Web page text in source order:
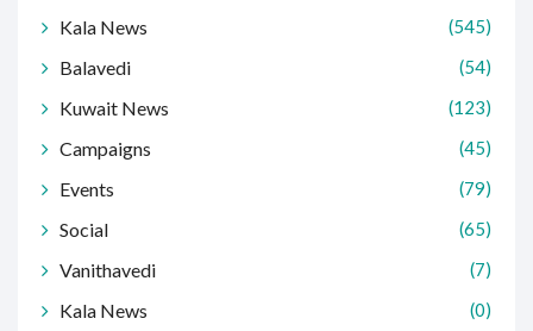
Kala News (545)
Balavedi (54)
Kuwait News (123)
Campaigns (45)
Events (79)
Social (65)
Vanithavedi (7)
Kala News (0)